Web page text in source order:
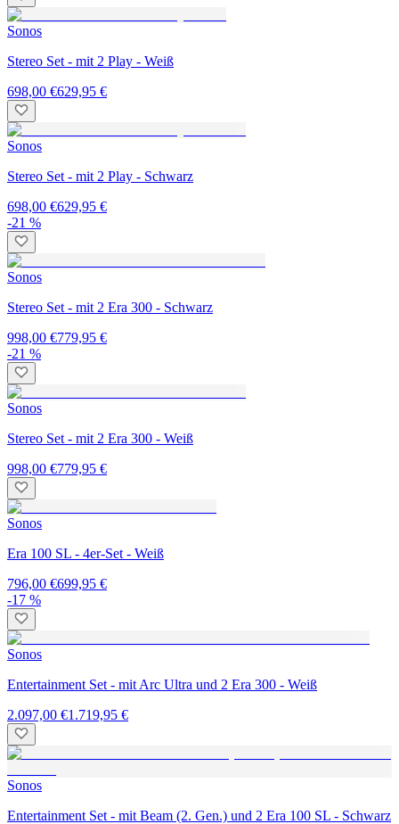
Sonos
Stereo Set - mit 2 Play - Weiß
698,00 €629,95 €
Sonos
Stereo Set - mit 2 Play - Schwarz
698,00 €629,95 €
-21 %
Sonos
Stereo Set - mit 2 Era 300 - Schwarz
998,00 €779,95 €
-21 %
Sonos
Stereo Set - mit 2 Era 300 - Weiß
998,00 €779,95 €
Sonos
Era 100 SL - 4er-Set - Weiß
796,00 €699,95 €
-17 %
Sonos
Entertainment Set - mit Arc Ultra und 2 Era 300 - Weiß
2.097,00 €1.719,95 €
Sonos
Entertainment Set - mit Beam (2. Gen.) und 2 Era 100 SL - Schwarz